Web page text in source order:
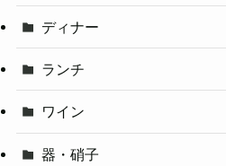
ディナー
ランチ
ワイン
器・硝子